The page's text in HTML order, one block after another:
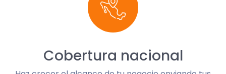
Cobertura nacional